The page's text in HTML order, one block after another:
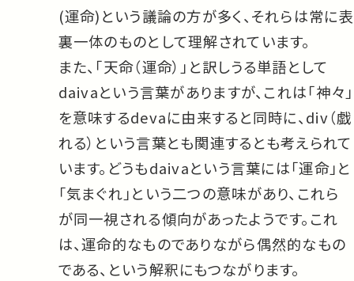
(運命)という議論の方が多く、それらは常に表
裏一体のものとして理解されています。
また、「天命（運命）」と訳しうる単語として
daivaという言葉がありますが、これは「神々」
を意味するdevaに由来すると同時に、div（戯
れる）という言葉とも関連するとも考えられて
います。どうもdaivaという言葉には「運命」と
「気まぐれ」という二つの意味があり、これら
が同一視される傾向があったようです。これ
は、運命的なものでありながら偶然的なもの
である、という解釈にもつながります。